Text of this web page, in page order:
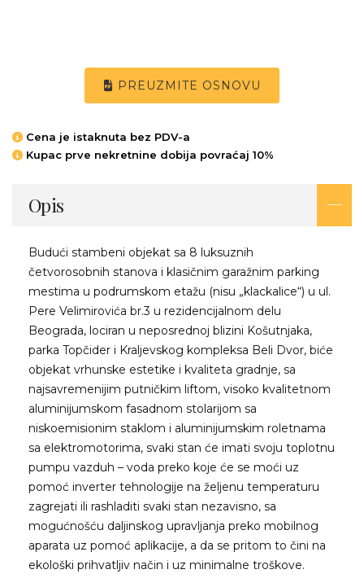
PREUZMITE OSNOVU
Cena je istaknuta bez PDV-a
Kupac prve nekretnine dobija povraćaj 10%
Opis
Budući stambeni objekat sa 8 luksuznih
četvorosobnih stanova i klasičnim garažnim parking
mestima u podrumskom etažu (nisu „klackalice“) u ul.
Pere Velimirovića br.3 u rezidencijalnom delu
Beograda, lociran u neposrednoj blizini Košutnjaka,
parka Topčider i Kraljevskog kompleksa Beli Dvor, biće
objekat vrhunske estetike i kvaliteta gradnje, sa
najsavremenijim putničkim liftom, visoko kvalitetnom
aluminijumskom fasadnom stolarijom sa
niskoemisionim staklom i aluminijumskim roletnama
sa elektromotorima, svaki stan će imati svoju toplotnu
pumpu vazduh – voda preko koje će se moći uz
pomoć inverter tehnologije na željenu temperaturu
zagrejati ili rashladiti svaki stan nezavisno, sa
mogućnošću daljinskog upravljanja preko mobilnog
aparata uz pomoć aplikacije, a da se pritom to čini na
ekološki prihvatljiv način i uz minimalne troškove.